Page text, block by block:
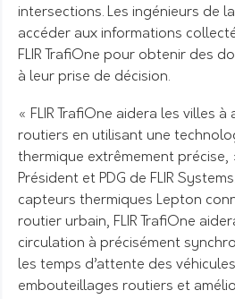
intersections. Les ingénieurs de
accéder aux informations
FLIR TrafiOne pour obtenir des
à leur prise de décision.
« FLIR TrafiOne aidera les villes
routiers en utilisant une
thermique extrêmement précise,
Président et PDG de FLIR
capteurs thermiques Lepton
routier urbain, FLIR TrafiOne
circulation à précisément
les temps d’attente des
embouteillages routiers et